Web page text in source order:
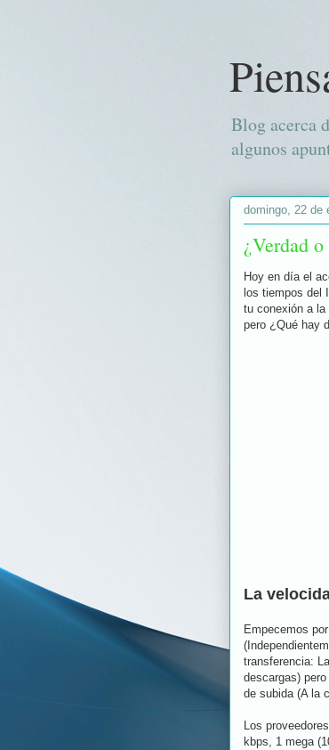
Blog acerca
algunos
domingo, 22 de
¿Verdad
Hoy en día el
los tiempos del
tu conexión a la
pero ¿Qué hay
La
Empecemos
transferencia:
descargas)
de subida (A la
Los
kbps, 1 mega